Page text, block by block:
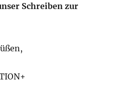
Schreiben zur